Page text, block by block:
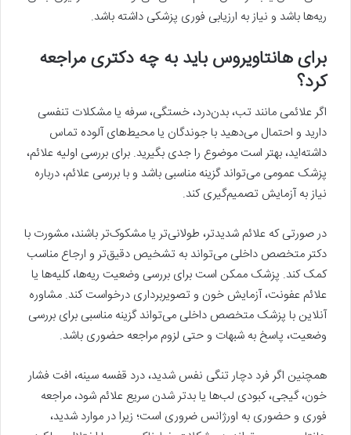
ریه‌ها باشد و نیاز به ارزیابی فوری پزشکی داشته باشد.
برای هانتاویروس باید به چه دکتری مراجعه
کرد؟
اگر علائمی مانند تب، بدن‌درد، خستگی، سرفه یا مشکلات تنفسی
دارید و احتمال می‌دهید با جوندگان یا محیط‌های آلوده تماس
داشته‌اید، بهتر است موضوع را جدی بگیرید. برای بررسی اولیه علائم،
پزشک عمومی می‌تواند گزینه مناسبی باشد و با بررسی علائم، درباره
نیاز به آزمایش تصمیم‌گیری کند.
در صورتی که علائم شدیدتر، طولانی‌تر یا مشکوک‌تر باشند، مشورت با
دکتر متخصص داخلی می‌تواند به تشخیص دقیق‌تر و ارجاع مناسب
کمک کند. پزشک ممکن است برای بررسی وضعیت ریه‌ها، کلیه‌ها یا
علائم عفونت، آزمایش خون و تصویربرداری درخواست کند. مشاوره
آنلاین با پزشک متخصص داخلی می‌تواند گزینه مناسبی برای بررسی
وضعیت، پاسخ به شبهات و حتی لزوم مراجعه حضوری باشد.
همچنین اگر فرد دچار تنگی نفس شدید، درد قفسه سینه، افت فشار
خون، گیجی، کبودی لب‌ها یا بدتر شدن سریع علائم شود، مراجعه
فوری و حضوری به اورژانس ضروری است؛ زیرا در موارد شدید،